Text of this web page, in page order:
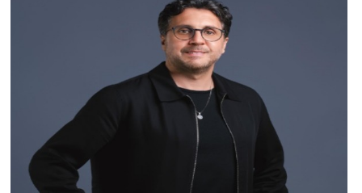
إعلام
تعليم